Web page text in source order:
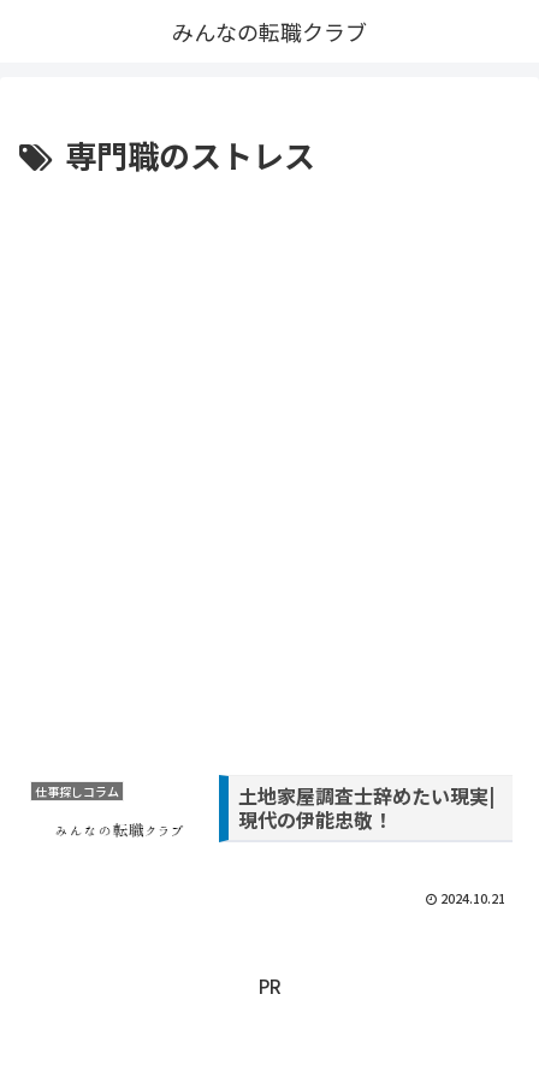
みんなの転職クラブ
専門職のストレス
仕事探しコラム
土地家屋調査士辞めたい現実|
現代の伊能忠敬！
2024.10.21
PR